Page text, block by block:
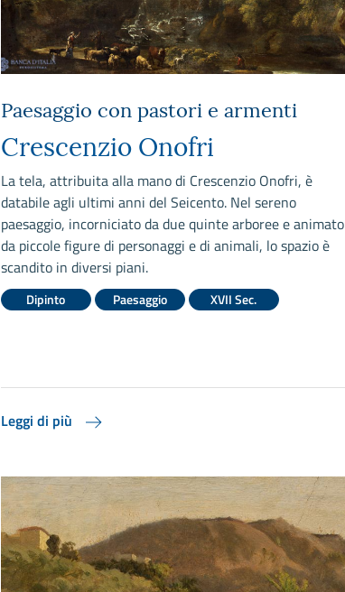
Paesaggio con pastori e armenti
Crescenzio Onofri
La tela, attribuita alla mano di Crescenzio Onofri, è
databile agli ultimi anni del Seicento. Nel sereno
paesaggio, incorniciato da due quinte arboree e animato
da piccole figure di personaggi e di animali, lo spazio è
scandito in diversi piani.
Dipinto Paesaggio XVII Sec.
Leggi di più